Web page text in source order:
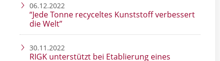
06.12.2022
“Jede Tonne recyceltes Kunststoff verbessert
die Welt”
30.11.2022
RIGK unterstützt bei Etablierung eines